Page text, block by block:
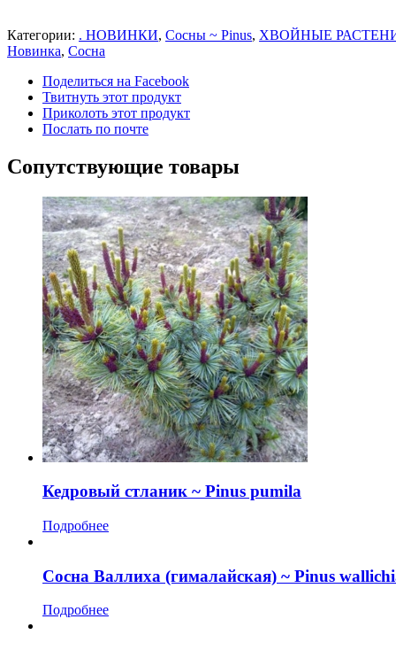
Категории: . НОВИНКИ, Сосны ~ Pinus, ХВОЙНЫЕ
Новинка, Сосна
Поделиться на Facebook
Твитнуть этот продукт
Приколоть этот продукт
Послать по почте
Сопутствующие товары
Кедровый стланик ~ Pinus pumila
Подробнее
Сосна Валлиха (гималайская) ~ Pinus
Подробнее